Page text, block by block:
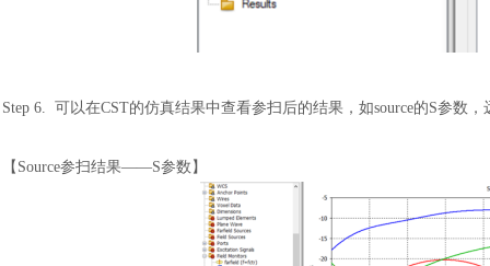
Step 6. 可以在CST的仿真结果中查看参扫后的结果，如source的S参数
【 Source参扫结果——S参数】